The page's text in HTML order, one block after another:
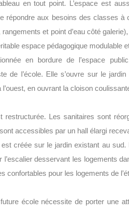
en tout point. L’espace est
répondre aux besoins des classes
et point d’eau côté
espace pédagogique modulable
en bordure de l’espace
de l’école. Elle s’ouvre sur le
l’ouest, en ouvrant la cloison
restructurée. Les sanitaires sont
accessibles par un hall élargi
créée sur le jardin existant au
l’escalier desservant les logements
confortables pour les logements de
école nécessite de porter une